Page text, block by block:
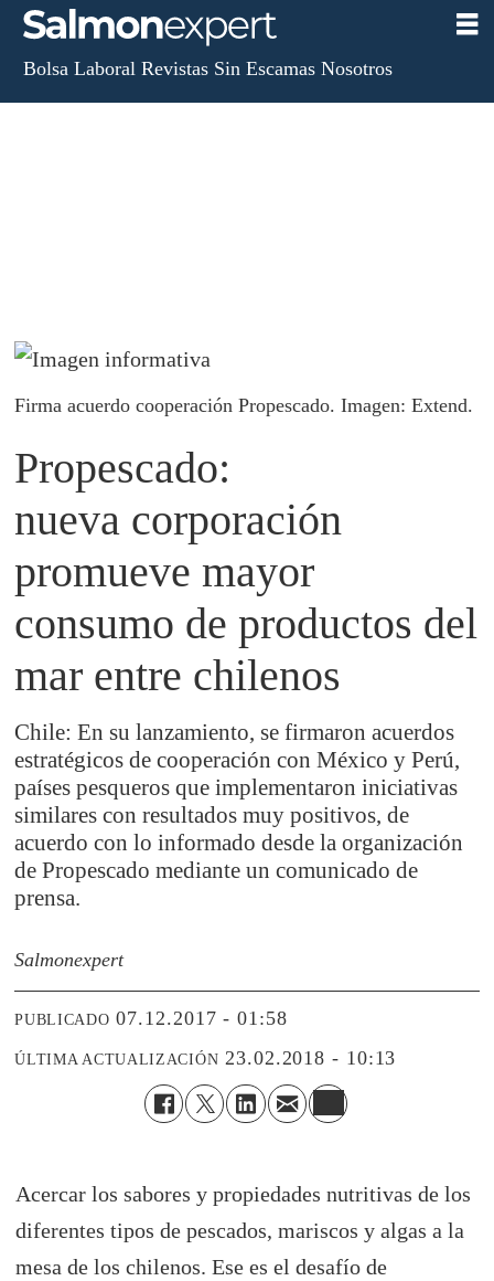
Firma acuerdo cooperación Propescado. Imagen: Extend.
Propescado:
nueva corporación
promueve mayor
consumo de productos del
mar entre chilenos
Chile: En su lanzamiento, se firmaron acuerdos
estratégicos de cooperación con México y Perú,
países pesqueros que implementaron iniciativas
similares con resultados muy positivos, de
acuerdo con lo informado desde la organización
de Propescado mediante un comunicado de
prensa.
Salmonexpert
PUBLICADO 07.12.2017 - 01:58
ÚLTIMA ACTUALIZACIÓN 23.02.2018 - 10:13
Acercar los sabores y propiedades nutritivas de los
diferentes tipos de pescados, mariscos y algas a la
mesa de los chilenos. Ese es el desafío de
Bolsa Laboral Revistas Sin Escamas Nosotros